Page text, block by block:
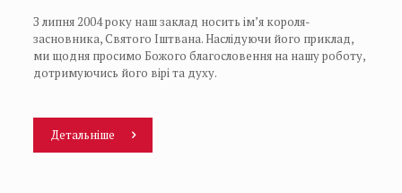
З липня 2004 року наш заклад носить ім’я короля-
засновника, Святого Іштвана. Наслідуючи його приклад,
ми щодня просимо Божого благословення на нашу роботу,
дотримуючись його вірі та духу.
Детальніше